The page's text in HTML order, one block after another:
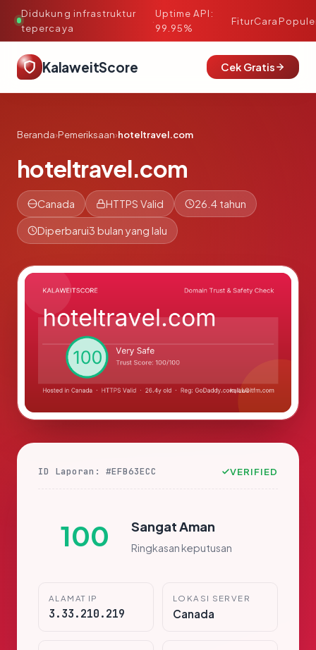
Didukung infrastruktur
tepercaya
·
Uptime API:
99.95%
FiturCara
KalaweitScore Cek Gratis
Beranda›Pemeriksaan›hoteltravel.com
hoteltravel.com
Canada HTTPS Valid 26.4 tahun
Diperbarui3 bulan yang lalu
ID Laporan: #EFB63ECC VERIFIED
100 Sangat Aman
Ringkasan keputusan
ALAMAT IP
3.33.210.219
LOKASI SERVER
Canada